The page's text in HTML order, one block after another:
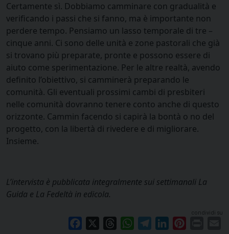
Certamente sì. Dobbiamo camminare con gradualità e
verificando i passi che si fanno, ma è importante non
perdere tempo. Pensiamo un lasso temporale di tre –
cinque anni. Ci sono delle unità e zone pastorali che già
si trovano più preparate, pronte e possono essere di
aiuto come sperimentazione. Per le altre realtà, avendo
definito l’obiettivo, si camminerà preparando le
comunità. Gli eventuali prossimi cambi di presbiteri
nelle comunità dovranno tenere conto anche di questo
orizzonte. Cammin facendo si capirà la bontà o no del
progetto, con la libertà di rivedere e di migliorare.
Insieme.
L’intervista è pubblicata integralmente sui settimanali La
Guida e La Fedeltà in edicola.
condividi su
Facebook ThreadsWhatsAppTelegramLinkedIn